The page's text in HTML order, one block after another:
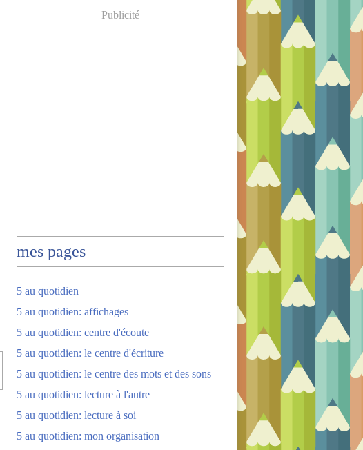
Publicité
mes pages
5 au quotidien
5 au quotidien: affichages
5 au quotidien: centre d'écoute
5 au quotidien: le centre d'écriture
5 au quotidien: le centre des mots et des sons
5 au quotidien: lecture à l'autre
5 au quotidien: lecture à soi
5 au quotidien: mon organisation